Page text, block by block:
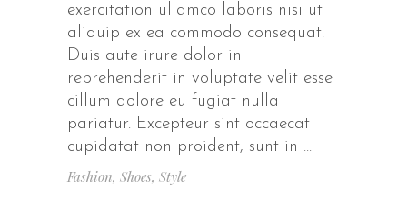
exercitation ullamco laboris nisi ut
aliquip ex ea commodo consequat.
Duis aute irure dolor in
reprehenderit in voluptate velit esse
cillum dolore eu fugiat nulla
pariatur. Excepteur sint occaecat
cupidatat non proident, sunt in
Fashion, Shoes, Style